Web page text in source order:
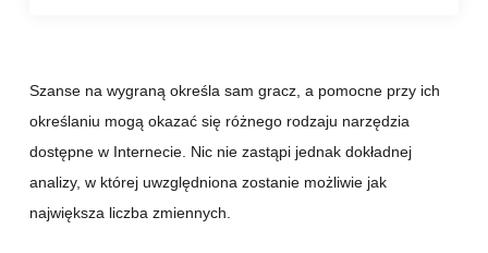
Szanse na wygraną określa sam gracz, a pomocne przy ich
określaniu mogą okazać się różnego rodzaju narzędzia
dostępne w Internecie. Nic nie zastąpi jednak dokładnej
analizy, w której uwzględniona zostanie możliwie jak
największa liczba zmiennych.